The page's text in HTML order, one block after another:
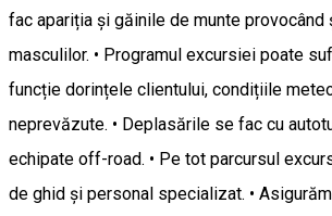
fac apariția și găinile de munte provocând
masculilor. • Programul excursiei poate
funcție dorințele clientului, condițiile
neprevăzute. • Deplasările se fac cu
echipate off-road. • Pe tot parcursul
de ghid și personal specializat. •